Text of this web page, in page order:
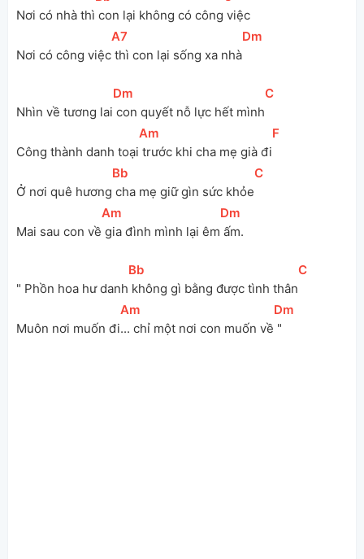
Nơi có nhà thì con lại không có công việc
Nơi có công việc
[
A7
thì con lại sống xa nhà
[Dm
Nhìn về tương lai
[Dm
con quyết nỗ lực hết mình
[
C
Công thành danh toại
[
Am
trước khi cha mẹ già đi
[F
Ở nơi quê hương
[Bb
cha mẹ giữ gìn sức khỏe
[
C
Mai sau con về
[
Am
gia đình mình lại êm
[Dm
ấm.
" Phồn hoa hư danh
[Bb
không gì bằng được tình thân
[
C
Muôn nơi muốn đi
[
Am
... chỉ một nơi con muốn về
[Dm
"